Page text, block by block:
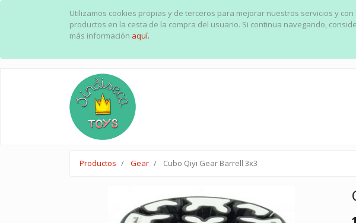
Utilizamos cookies propias y de terceros para mejorar nuestros servicios y
productos en la cesta de la compra del usuario. Si continua navegando,
más información aquí.
Productos Gear Cubo Qiyi Gear Barrell 3x3